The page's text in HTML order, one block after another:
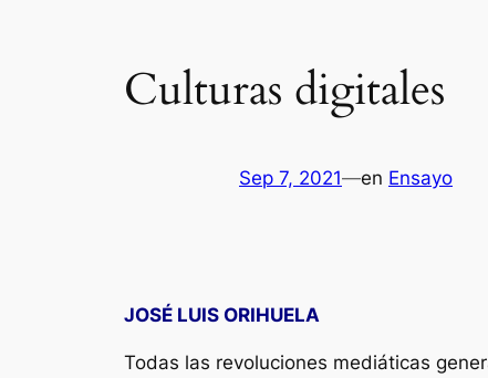
Culturas digitales
Sep 7, 2021—en Ensayo
JOSÉ LUIS ORIHUELA
Todas las revoluciones mediáticas